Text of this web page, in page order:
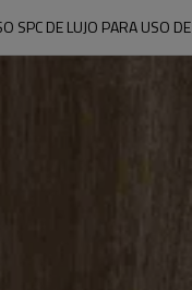
SPC DE LUJO PARA USO